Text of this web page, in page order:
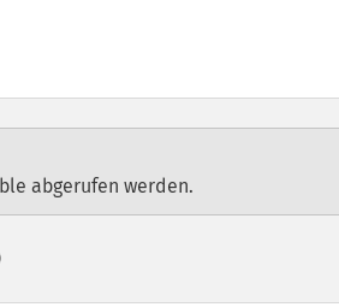
abgerufen werden.